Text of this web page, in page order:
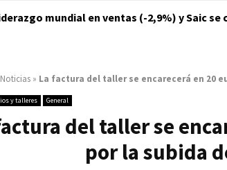
mundial en ventas (-2,9%) y Saic se
Noticias » La factura del taller se encarecerá en 20
y talleres General
del taller se
por la subida